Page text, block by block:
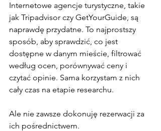
Internetowe agencje turystyczne, takie
jak Tripadvisor czy GetYourGuide, są
naprawdę przydatne. To najprostszy
sposób, aby sprawdzić, co jest
dostępne w danym mieście, filtrować
według ocen, porównywać ceny i
czytać opinie. Sama korzystam z nich
cały czas na etapie researchu.
Ale nie zawsze dokonuję rezerwacji za
ich pośrednictwem.